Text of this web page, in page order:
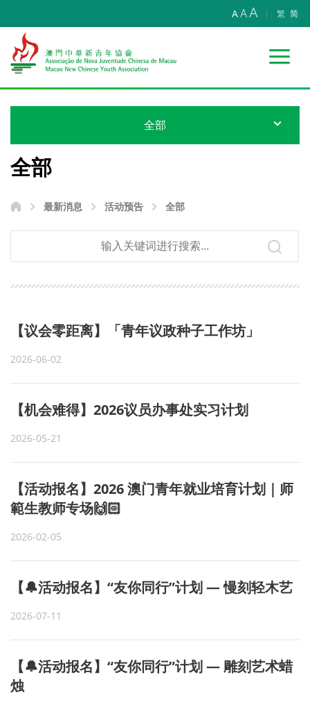
AAA 繁 简
全部
全部
最新消息 活动预告 全部
【议会零距离】「青年议政种子工作坊」
2026-06-02
【机会难得】2026议员办事处实习计划
2026-05-21
【活动报名】2026 澳门青年就业培育计划｜师
範生教师专场🙌🏻
2026-02-05
【🔔活动报名】“友你同行”计划 — 慢刻轻木艺
2026-07-11
【🔔活动报名】“友你同行”计划 — 雕刻艺术蜡
烛